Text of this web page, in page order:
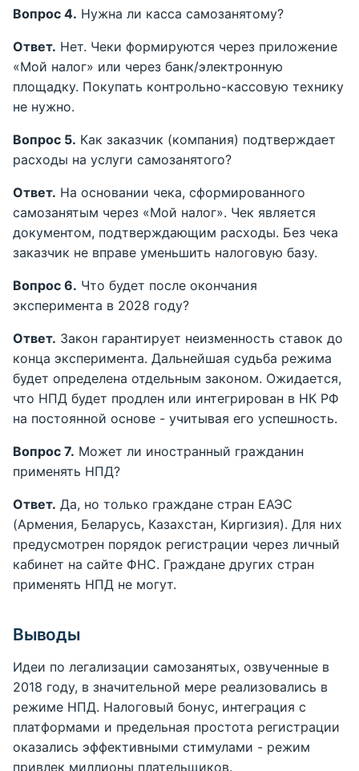
Вопрос 4. Нужна ли касса самозанятому?
Ответ. Нет. Чеки формируются через приложение
«Мой налог» или через банк/электронную
площадку. Покупать контрольно-кассовую технику
не нужно.
Вопрос 5. Как заказчик (компания) подтверждает
расходы на услуги самозанятого?
Ответ. На основании чека, сформированного
самозанятым через «Мой налог». Чек является
документом, подтверждающим расходы. Без чека
заказчик не вправе уменьшить налоговую базу.
Вопрос 6. Что будет после окончания
эксперимента в 2028 году?
Ответ. Закон гарантирует неизменность ставок до
конца эксперимента. Дальнейшая судьба режима
будет определена отдельным законом. Ожидается,
что НПД будет продлен или интегрирован в НК РФ
на постоянной основе - учитывая его успешность.
Вопрос 7. Может ли иностранный гражданин
применять НПД?
Ответ. Да, но только граждане стран ЕАЭС
(Армения, Беларусь, Казахстан, Киргизия). Для них
предусмотрен порядок регистрации через личный
кабинет на сайте ФНС. Граждане других стран
применять НПД не могут.
Выводы
Идеи по легализации самозанятых, озвученные в
2018 году, в значительной мере реализовались в
режиме НПД. Налоговый бонус, интеграция с
платформами и предельная простота регистрации
оказались эффективными стимулами - режим
привлек миллионы плательщиков.